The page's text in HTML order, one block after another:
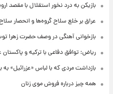
بازیکن به درد نخور استقلال با مقصد
عراق بر خلع سلاح گروه‌ها و انحصار
بازخوانی آهنگی در وصف حضرت زهرا
ریاض: توافق دفاعی با ترکیه و
بازداشت مردی که با لباس «عزرائیل»
همه چیز درباره فروش موی زنان